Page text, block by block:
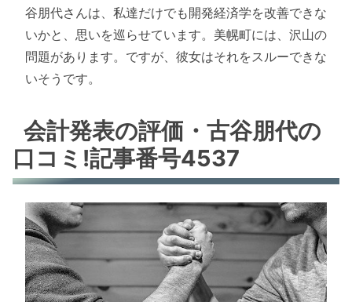
谷朋代さんは、私達だけでも開発経済学を改善できな
いかと、思いを巡らせています。美幌町には、沢山の
問題があります。ですが、彼女はそれをスルーできな
いそうです。
会計発表の評価・古谷朋代の
口コミ!記事番号4537